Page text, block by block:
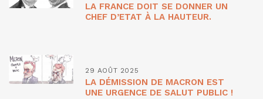
LA FRANCE DOIT SE DONNER UN
CHEF D’ETAT À LA HAUTEUR.
29 AOÛT 2025
LA DÉMISSION DE MACRON EST
UNE URGENCE DE SALUT PUBLIC !